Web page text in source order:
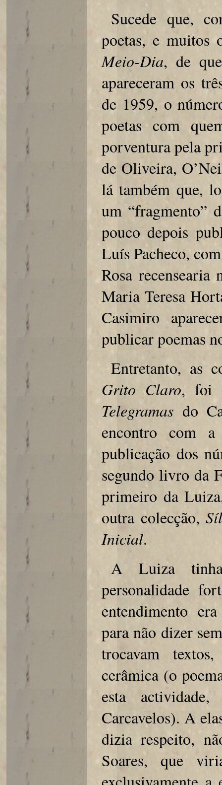
Sucede que,
poetas, e muitos
Meio-Dia, de
apareceram os
de 1959, o
poetas com
porventura pela
de Oliveira,
lá também que,
um “fragmento”
pouco depois
Luís Pacheco,
Rosa
Maria Teresa
Casimiro
publicar poemas
Entretanto, as
Grito Claro, foi
Telegramas do
encontro com
publicação dos
segundo livro da
primeiro da
outra colecção,
Inicial.
A Luiza
personalidade
entendimento
para não dizer
trocavam
cerâmica (o
esta
Carcavelos). A
dizia respeito,
Soares, que